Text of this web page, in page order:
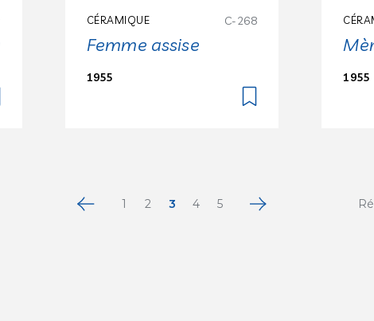
CÉRAMIQUE C-268
Femme assise
1955 1955
1 2 3 4 5